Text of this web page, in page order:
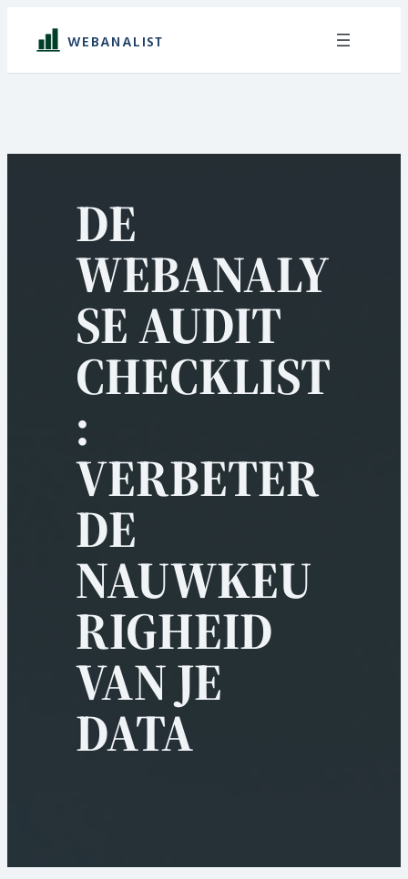
WEBANALIST
DE
WEBANALY
SE AUDIT
CHECKLIST
:
VERBETER
DE
NAUWKEU
RIGHEID
VAN JE
DATA